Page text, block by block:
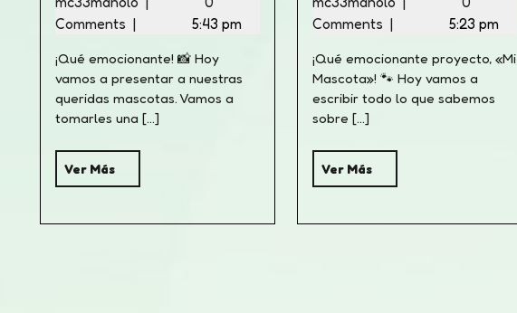
Comments | 5:43 pm
¡Qué emocionante! 📸 Hoy
vamos a presentar a nuestras
queridas mascotas. Vamos a
tomarles una [...]
Ver Más
Comments | 5:23 pm
¡Qué emocionante proyecto, «Mi
Mascota»! 🐾 Hoy vamos a
escribir todo lo que sabemos
sobre [...]
Ver Más